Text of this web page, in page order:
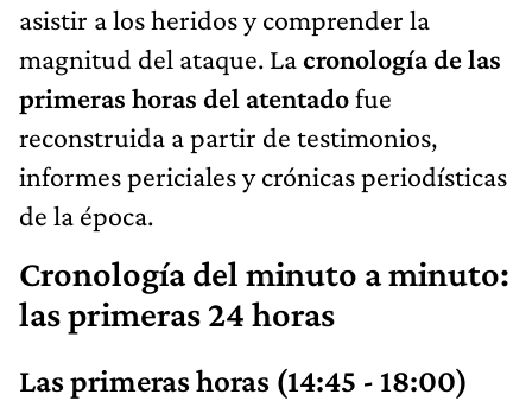
asistir a los heridos y comprender la
magnitud del ataque. Lacronología de las
primeras horas del atentadofue
reconstruida a partir de testimonios,
informes periciales y crónicas periodísticas
de la época.
Cronología del minuto a minuto:
las primeras 24 horas
Las primeras horas (14:45 - 18:00)